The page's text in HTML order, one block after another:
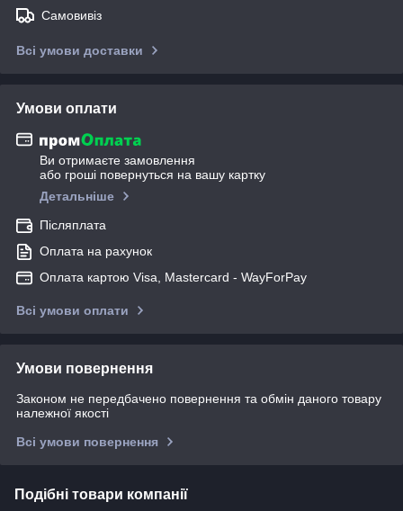
Самовивіз
Всі умови доставки
Умови оплати
Ви отримаєте замовлення
або гроші повернуться на вашу картку
Детальніше
Післяплата
Оплата на рахунок
Оплата картою Visa, Mastercard - WayForPay
Всі умови оплати
Умови повернення
Законом не передбачено повернення та обмін даного товару
належної якості
Всі умови повернення
Подібні товари компанії